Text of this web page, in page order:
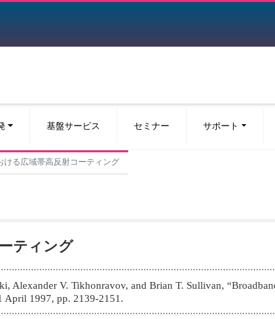
基盤サービス セミナー サポート
ける広域帯高反射コーティング
ティング
Alexander V. Tikhonravov, and Brian T. Sullivan,
April 1997, pp. 2139-2151.